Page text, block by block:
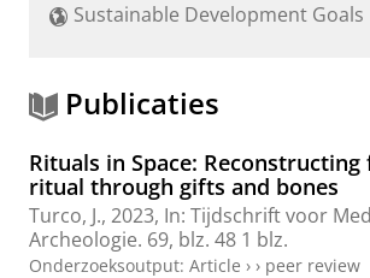
h
r
t
l
Sustainable Development Goals
Publicaties
Rituals in Space:
ritual through gifts and bones
Turco, J., 2023, In: Tijdschrift voor
Archeologie. 69, blz. 48 1 blz.
Onderzoeksoutput: Article › › peer review